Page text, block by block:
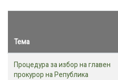
Тема
Normal
topic
Процедура за избор на главен
прокурор на Република